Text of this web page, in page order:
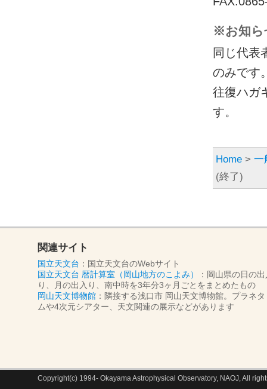
※お知
同じ代表
のみです
往復ハガ
す。
Home > 一
(終了)
関連サイト
国立天文台 ：国立天文台のWebサイト
国立天文台 暦計算室（岡山地方のこよみ）
：岡山県の日の
り、月の出入り、南中時を3年分3ヶ月ごとをまとめたもの
岡山天文博物館 ：隣接する浅口市 岡山天文博物館。プラネタ
ムや4次元シアター、天文関連の展示などがあります
Copyright(c) 1994- Okayama Astrophysical Observatory, NAOJ, All